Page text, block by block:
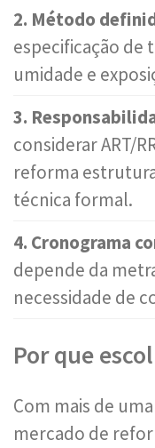
2. Método
especificação
umidade e
3.
considerar ART/
reforma
técnica formal.
4. Cronograma
depende da
necessidade de
Por que
Com mais de
mercado de